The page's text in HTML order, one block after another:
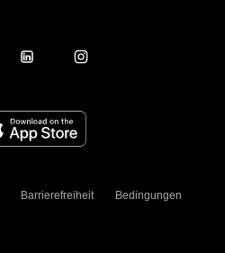
Barrierefreiheit Bedingungen